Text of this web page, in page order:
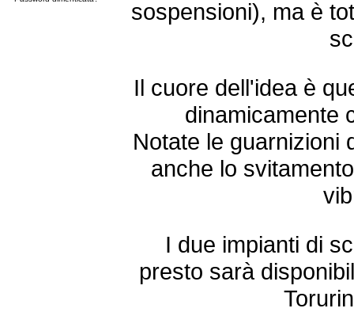
sospensioni), ma è
Il cuore dell'idea è
dinamicamente
Notate le guarnizioni
anche lo
I due impianti di
presto sarà